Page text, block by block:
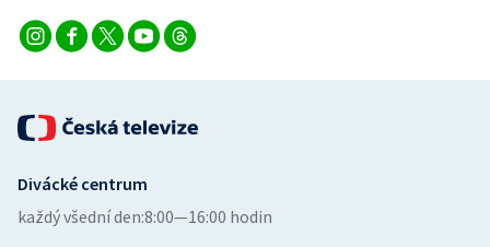
Divácké centrum
každý všední den:8:00—16:00 hodin